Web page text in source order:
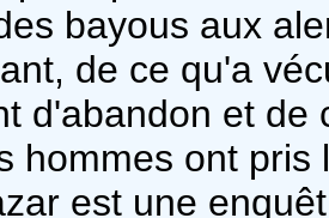
bayous aux
de ce qu'a
d'abandon et
hommes ont
est une